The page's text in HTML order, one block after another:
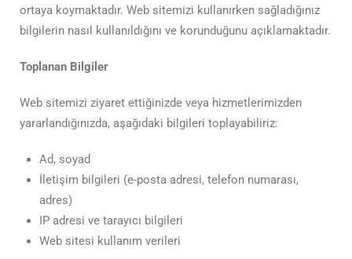
ortaya koymaktadır. Web sitemizi kullanırken sağladığınız
bilgilerin nasıl kullanıldığını ve korunduğunu açıklamaktadır.
Toplanan Bilgiler
Web sitemizi ziyaret ettiğinizde veya hizmetlerimizden
yararlandığınızda, aşağıdaki bilgileri toplayabiliriz:
Ad, soyad
İletişim bilgileri (e-posta adresi, telefon numarası,
adres)
IP adresi ve tarayıcı bilgileri
Web sitesi kullanım verileri